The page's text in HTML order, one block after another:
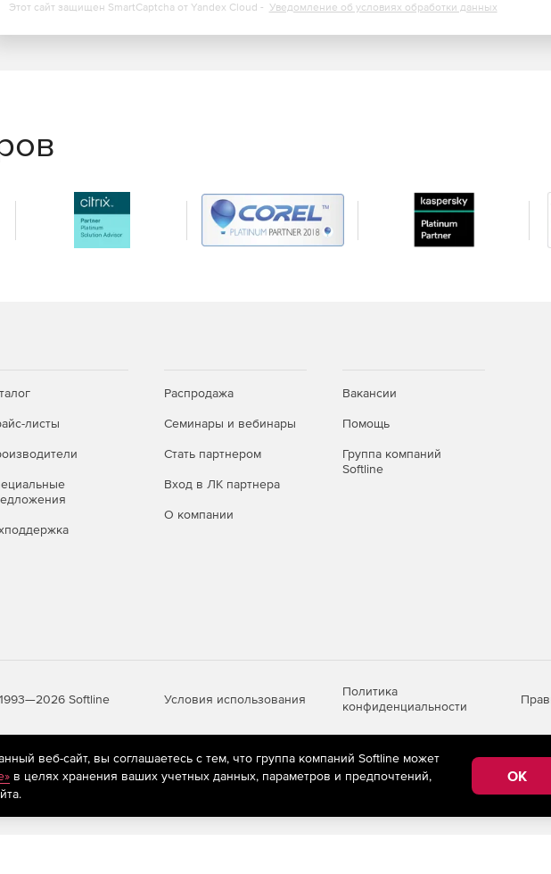
смете или разделу.
позиции.
в смете.
Этот сайт защищен SmartCaptcha от Yandex Cloud - Уведомление об условиях обработки данных
листы
Распродажа
Семинары и вебинары
Стать партнером
Вход в ЛК партнера
О компании
Вакансии
Помощь
Группа компаний
Softline
Softline Условия использования
Политика
конфиденциальности
рекомендательные технологии
(информационные технологии предоставления
пользователей сети «Интернет», находящихся на территории Российской
веб-сайт, вы соглашаетесь с тем, что группа компаний Softline может
в целях хранения ваших учетных данных, параметров и предпочтений,
OK